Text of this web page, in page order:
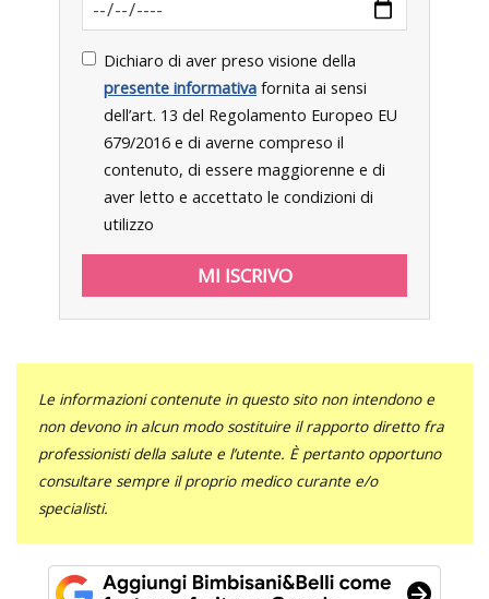
Dichiaro di aver preso visione della
presente informativa fornita ai sensi
dell’art. 13 del Regolamento Europeo EU
679/2016 e di averne compreso il
contenuto, di essere maggiorenne e di
aver letto e accettato le condizioni di
utilizzo
Le informazioni contenute in questo sito non intendono e
non devono in alcun modo sostituire il rapporto diretto fra
professionisti della salute e l’utente. È pertanto opportuno
consultare sempre il proprio medico curante e/o
specialisti.